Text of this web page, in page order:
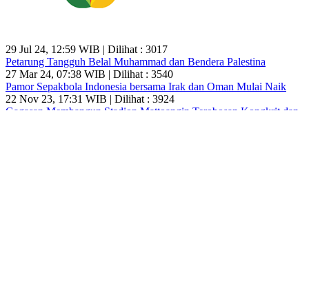
29 Jul 24, 12:59 WIB | Dilihat : 3017
Petarung Tangguh Belal Muhammad dan Bendera Palestina
27 Mar 24, 07:38 WIB | Dilihat : 3540
Pamor Sepakbola Indonesia bersama Irak dan Oman Mulai Naik
22 Nov 23, 17:31 WIB | Dilihat : 3924
Gagasan Membangun Stadion Mattoangin Terobosan Kongkrit dan